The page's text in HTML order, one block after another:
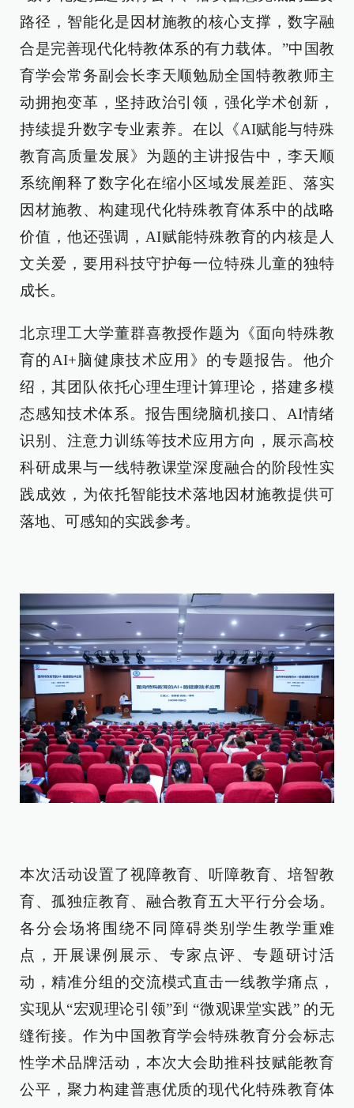
路径，智能化是因材施教的核心支撑，数字融
合是完善现代化特教体系的有力载体。”中国教
育学会常务副会长李天顺勉励全国特教教师主
动拥抱变革，坚持政治引领，强化学术创新，
持续提升数字专业素养。在以《AI赋能与特殊
教育高质量发展》为题的主讲报告中，李天顺
系统阐释了数字化在缩小区域发展差距、落实
因材施教、构建现代化特殊教育体系中的战略
价值，他还强调，AI赋能特殊教育的内核是人
文关爱，要用科技守护每一位特殊儿童的独特
成长。
北京理工大学董群喜教授作题为《面向特殊教
育的AI+脑健康技术应用》的专题报告。他介
绍，其团队依托心理生理计算理论，搭建多模
态感知技术体系。报告围绕脑机接口、AI情绪
识别、注意力训练等技术应用方向，展示高校
科研成果与一线特教课堂深度融合的阶段性实
践成效，为依托智能技术落地因材施教提供可
落地、可感知的实践参考。
本次活动设置了视障教育、听障教育、培智教
育、孤独症教育、融合教育五大平行分会场。
各分会场将围绕不同障碍类别学生教学重难
点，开展课例展示、专家点评、专题研讨活
动，精准分组的交流模式直击一线教学痛点，
实现从“宏观理论引领”到 “微观课堂实践” 的无
缝衔接。作为中国教育学会特殊教育分会标志
性学术品牌活动，本次大会助推科技赋能教育
公平，聚力构建普惠优质的现代化特殊教育体